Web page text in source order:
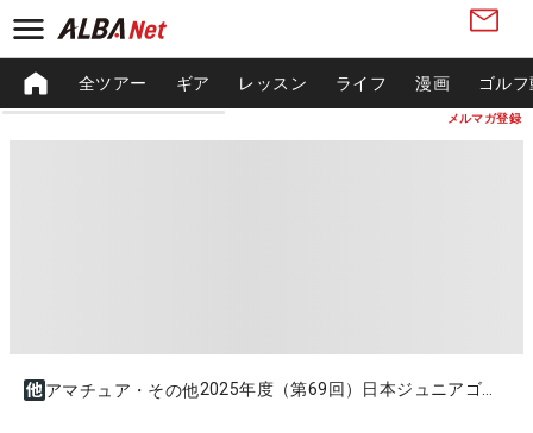
メルマガ登録
全ツアー ギア レッスン ライフ 漫画 ゴル
アマチュア・その他